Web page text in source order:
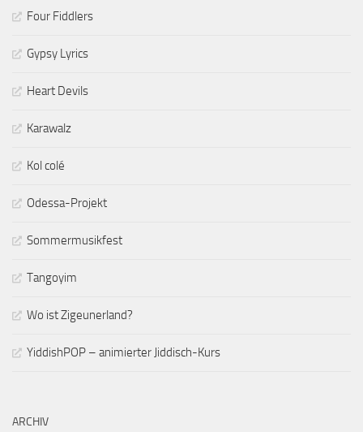
Four Fiddlers
Gypsy Lyrics
Heart Devils
Karawalz
Kol colé
Odessa-Projekt
Sommermusikfest
Tangoyim
Wo ist Zigeunerland?
YiddishPOP – animierter Jiddisch-Kurs
ARCHIV